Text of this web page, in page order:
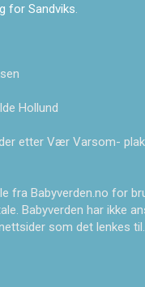
for Sandviks
Hollund
etter Vær Varsom-
fra Babyverden.no for
Babyverden har ikke
som det lenkes til.